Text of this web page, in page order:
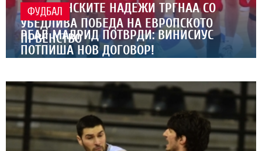
МАКЕДОНСКИТЕ НАДЕЖИ ТРГНАА СО
УБЕДЛИВА ПОБЕДА НА ЕВРОПСКОТО
ПРВЕНСТВО
ФУДБАЛ
РЕАЛ МАДРИД ПОТВРДИ: ВИНИСИУС
ПОТПИША НОВ ДОГОВОР!